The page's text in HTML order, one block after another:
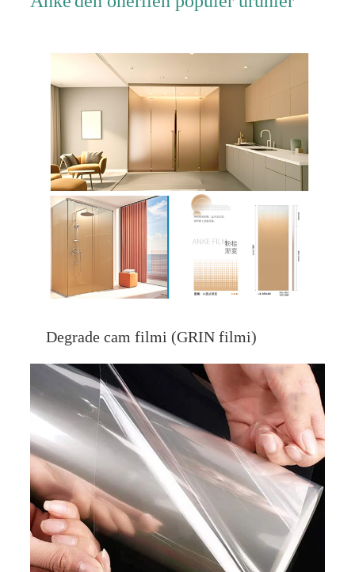
Degrade cam filmi (GRIN filmi)